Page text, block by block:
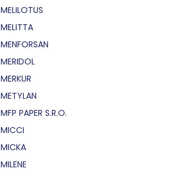
MELILOTUS
MELITTA
MENFORSAN
MERIDOL
MERKUR
METYLAN
MFP PAPER S.R.O.
MICCI
MICKA
MILENE